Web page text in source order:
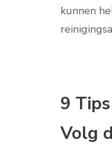
kunnen
9
Volg